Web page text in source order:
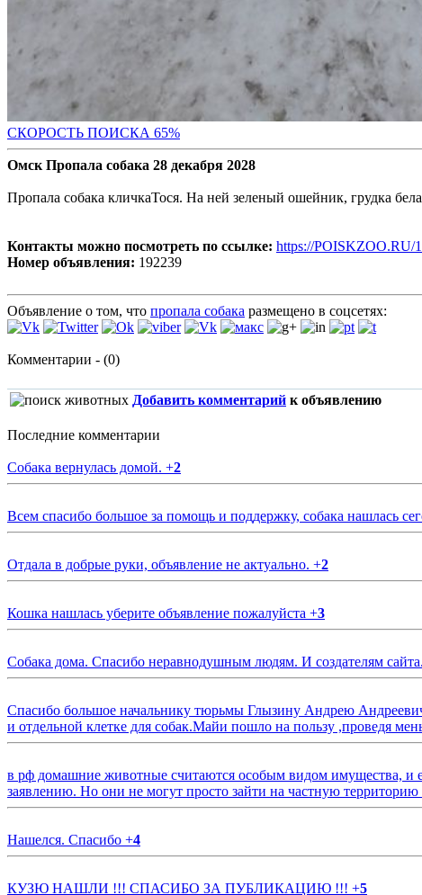
СКОРОСТЬ ПОИСКА 65%
Омск Пропала собака 28 декабря 2028
Пропала собака кличкаТося. На ней зеленый ошейник, грудка
Контакты можно посмотреть по ссылке: https://POISKZOO.RU/
Номер объявления: 192239
Объявление о том, что пропала собака размещено в соцсетях:
Комментарии - (0)
Добавить комментарий к объявлению
Последние комментарии
Собака вернулась домой. +2
Всем спасибо большое за помощь и поддержку, собака нашлась
Отдала в добрые руки, объявление не актуально. +2
Кошка нашлась уберите объявление пожалуйста +3
Собака дома. Спасибо неравнодушным людям. И создателям сайта.
Спасибо большое начальнику тюрьмы Глызину Андрею
и отдельной клетке для собак.Майи пошло на пользу ,проведя
в рф домашние животные считаются особым видом имущества, и
заявлению. Но они не могут просто зайти на частную территорию
Нашелся. Спасибо +4
КУЗЮ НАШЛИ !!! СПАСИБО ЗА ПУБЛИКАЦИЮ !!! +5